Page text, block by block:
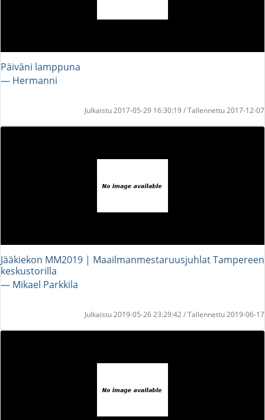
Päiväni lamppuna
― Hermanni
Julkaistu 2017-05-29 16:30:19 / Tallennettu 2017-12-07
Jääkiekon MM2019 | Maailmanmestaruusjuhlat Tampereen
keskustorilla
― Mikael Parkkila
Julkaistu 2019-05-26 23:29:42 / Tallennettu 2019-06-17